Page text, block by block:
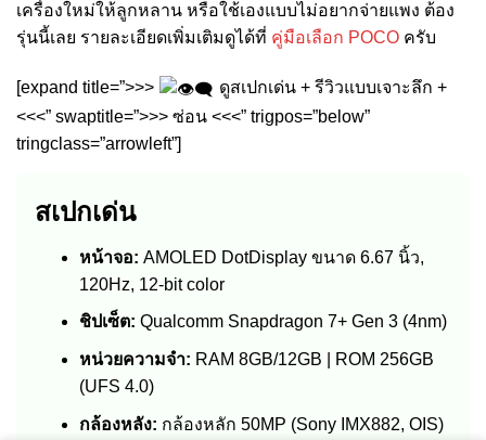
เครื่องใหม่ให้ลูกหลาน หรือใช้เองแบบไม่อยากจ่ายแพง ต้อง
รุ่นนี้เลย รายละเอียดเพิ่มเติมดูได้ที่ คู่มือเลือก POCO ครับ
[expand title=”>>>
ดูสเปกเด่น + รีวิวแบบเจาะลึก +
<<<” swaptitle=”>>> ซ่อน <<<” trigpos=”below”
tringclass=”arrowleft”]
สเปกเด่น
หน้าจอ: AMOLED DotDisplay ขนาด 6.67 นิ้ว,
120Hz, 12-bit color
ชิปเซ็ต: Qualcomm Snapdragon 7+ Gen 3 (4nm)
หน่วยความจำ: RAM 8GB/12GB | ROM 256GB
(UFS 4.0)
กล้องหลัง: กล้องหลัก 50MP (Sony IMX882, OIS)